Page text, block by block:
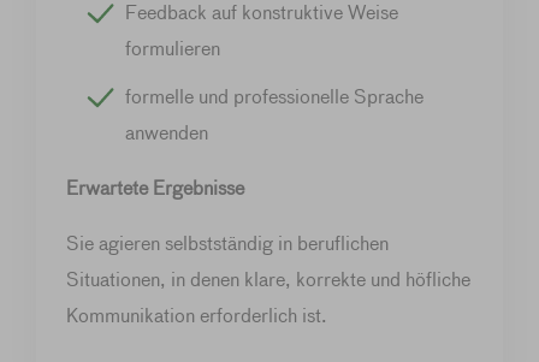
Feedback auf konstruktive Weise
formulieren
formelle und professionelle Sprache
anwenden
Erwartete Ergebnisse
Sie agieren selbstständig in beruflichen
Situationen, in denen klare, korrekte und höfliche
Kommunikation erforderlich ist.